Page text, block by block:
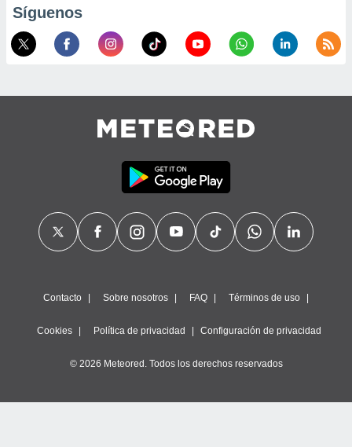
de
uso de
con el
publicidad
Síguenos
Contacto Sobre nosotros FAQ Términos de uso
Cookies Política de privacidad Configuración de privacidad
© 2026 Meteored. Todos los derechos reservados